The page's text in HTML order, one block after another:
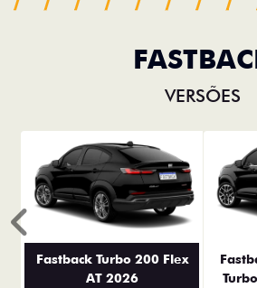
VERSÕES
Fastback Turbo 200 Flex
AT 2026
Anterior